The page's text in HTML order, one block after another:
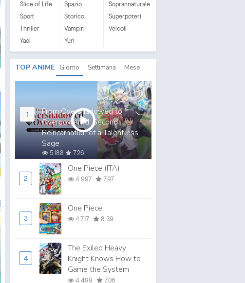
Slice of Life
Spazio
Soprannaturale
Sport
Storico
Superpoteri
Thriller
Vampiri
Veicoli
Yaoi
Yuri
TOP ANIME Giorno Settimana Mese
1
From Overshadowed to
Overpowered: Second
Reincarnation of a Talentless
Sage
5.188 7.26
2
One Piece (ITA)
4.997 7.97
3
One Piece
4.717 8.39
4
The Exiled Heavy
Knight Knows How to
Game the System
4.499 7.06